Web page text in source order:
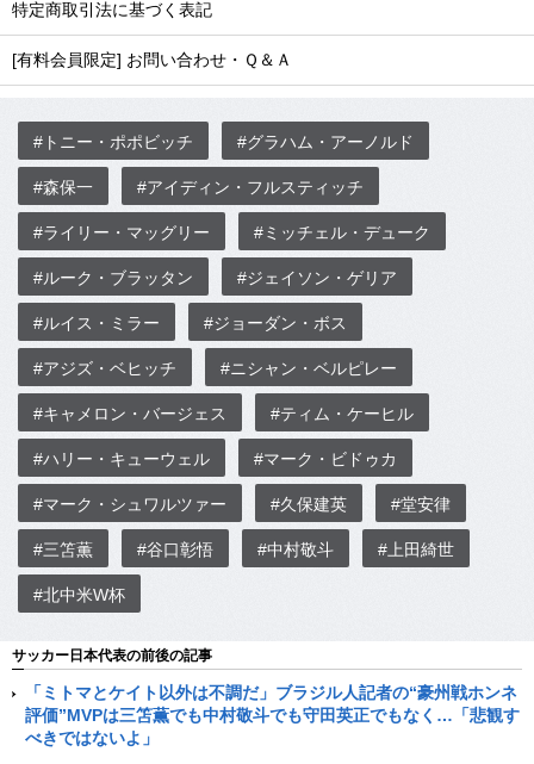
特定商取引法に基づく表記
[有料会員限定] お問い合わせ・Ｑ＆Ａ
#トニー・ポポビッチ #グラハム・アーノルド
#森保一 #アイディン・フルスティッチ
#ライリー・マッグリー #ミッチェル・デューク
#ルーク・ブラッタン #ジェイソン・ゲリア
#ルイス・ミラー #ジョーダン・ボス
#アジズ・ベヒッチ #ニシャン・ベルピレー
#キャメロン・バージェス #ティム・ケーヒル
#ハリー・キューウェル #マーク・ビドゥカ
#マーク・シュワルツァー #久保建英 #堂安律
#三笘薫 #谷口彰悟 #中村敬斗 #上田綺世
#北中米W杯
サッカー日本代表の前後の記事
「ミトマとケイト以外は不調だ」ブラジル人記者の“豪州戦ホンネ
評価”MVPは三笘薫でも中村敬斗でも守田英正でもなく…「悲観す
べきではないよ」